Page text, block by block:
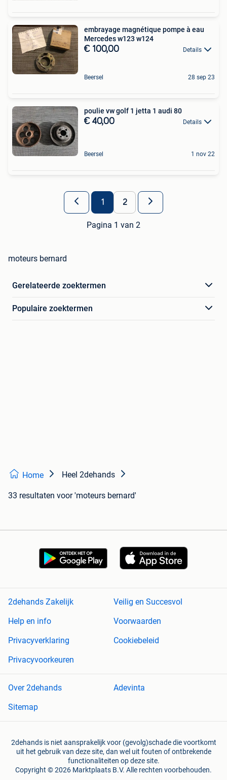
embrayage magnétique pompe à eau
Mercedes w123 w124
€ 100,00 Details
Beersel 28 sep 23
poulie vw golf 1 jetta 1 audi 80
€ 40,00 Details
Beersel 1 nov 22
1 2
Pagina 1 van 2
moteurs bernard
Gerelateerde zoektermen
Populaire zoektermen
Home Heel 2dehands
33 resultaten voor 'moteurs bernard'
2dehands Zakelijk
Veilig en Succesvol
Help en info
Voorwaarden
Privacyverklaring
Cookiebeleid
Privacyvoorkeuren
Over 2dehands
Adevinta
Sitemap
2dehands is niet aansprakelijk voor (gevolg)schade die voortkomt
uit het gebruik van deze site, dan wel uit fouten of ontbrekende
functionaliteiten op deze site.
Copyright © 2026 Marktplaats B.V. Alle rechten voorbehouden.